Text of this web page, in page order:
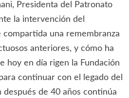
Presidenta del Patronato
la intervención del
compartida una remembranza
anteriores, y cómo ha
hoy en día rigen la Fundación
continuar con el legado del
de 40 años continúa